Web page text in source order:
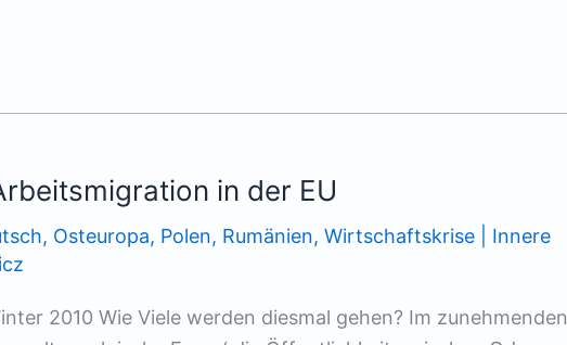
in der EU
, Osteuropa, Polen, Rumänien, Wirtschaftskrise | Innere
2010 Wie Viele werden diesmal gehen? Im zunehmenden